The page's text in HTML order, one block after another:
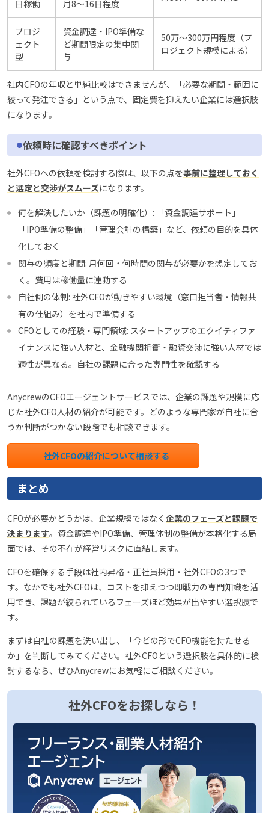
日稼働
月8〜16日程度
プロジ
ェクト
型
資金調達・IPO準備な
ど期間限定の集中関
与
50万〜300万円程度（プ
ロジェクト規模による）
社内CFOの年収と単純比較はできませんが、「必要な期間・範囲に
絞って発注できる」という点で、固定費を抑えたい企業には選択肢
になります。
依頼時に確認すべきポイント
社外CFOへの依頼を検討する際は、以下の点を事前に整理しておく
と選定と交渉がスムーズになります。
何を解決したいか（課題の明確化）: 「資金調達サポート」
「IPO準備の整備」「管理会計の構築」など、依頼の目的を具体
化しておく
関与の頻度と期間: 月何回・何時間の関与が必要かを想定してお
く。費用は稼働量に連動する
自社側の体制: 社外CFOが動きやすい環境（窓口担当者・情報共
有の仕組み）を社内で準備する
CFOとしての経験・専門領域: スタートアップのエクイティファ
イナンスに強い人材と、金融機関折衝・融資交渉に強い人材では
適性が異なる。自社の課題に合った専門性を確認する
AnycrewのCFOエージェントサービスでは、企業の課題や規模に応
じた社外CFO人材の紹介が可能です。どのような専門家が自社に合
うか判断がつかない段階でも相談できます。
社外CFOの紹介について相談する
まとめ
CFOが必要かどうかは、企業規模ではなく 企業のフェーズと課題で
決まります。資金調達やIPO準備、管理体制の整備が本格化する局
面では、その不在が経営リスクに直結します。
CFOを確保する手段は社内昇格・正社員採用・社外CFOの3つで
す。なかでも社外CFOは、コストを抑えつつ即戦力の専門知識を活
用でき、課題が絞られているフェーズほど効果が出やすい選択肢で
す。
まずは自社の課題を洗い出し、「今どの形でCFO機能を持たせる
か」を判断してみてください。社外CFOという選択肢を具体的に検
討するなら、ぜひAnycrewにお気軽にご相談ください。
社外CFOをお探しなら！